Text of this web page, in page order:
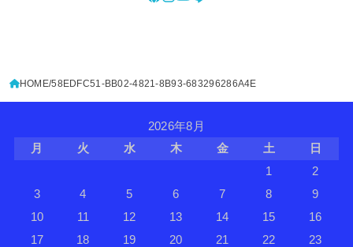
HOME 58EDFC51-BB02-4821-8B93-683296286A4E
2026年8月
月
火 水 木 金 土
日
1
2
3
4 5 6 7 8
9
10
11 12 13 14 15
16
17
18 19 20 21 22
23